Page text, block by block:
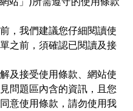
，我們建議您仔細閱讀使
之前，須確認已閱讀及接
及接受使用條款、網站使
問題區內含的資訊，且您
意使用條款，請勿使用我